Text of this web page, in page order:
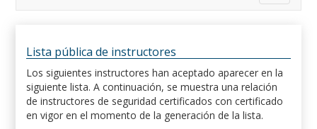
Lista pública de instructores
Los siguientes instructores han aceptado aparecer en la
siguiente lista. A continuación, se muestra una relación
de instructores de seguridad certificados con certificado
en vigor en el momento de la generación de la lista.